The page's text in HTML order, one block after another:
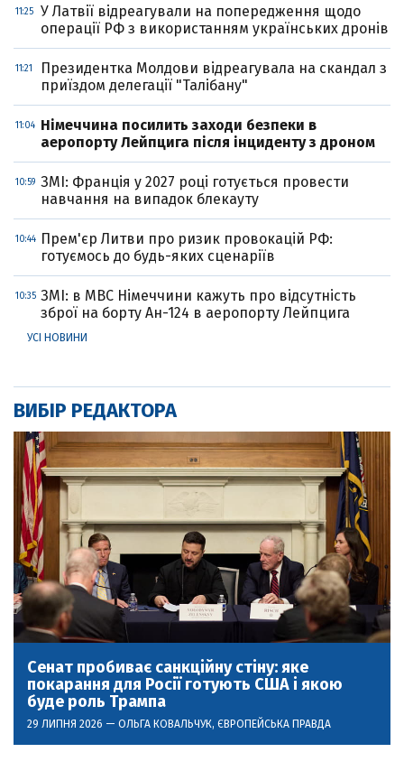
11:25
У Латвії відреагували на попередження щодо
операції РФ з використанням українських дронів
11:21
Президентка Молдови відреагувала на скандал з
приїздом делегації "Талібану"
11:04 Німеччина посилить заходи безпеки в
аеропорту Лейпцига після інциденту з дроном
10:59 ЗМІ: Франція у 2027 році готується провести
навчання на випадок блекауту
10:44 Прем'єр Литви про ризик провокацій РФ:
готуємось до будь-яких сценаріїв
10:35 ЗМІ: в МВС Німеччини кажуть про відсутність
зброї на борту Ан-124 в аеропорту Лейпцига
УСІ НОВИНИ
ВИБІР РЕДАКТОРА
Сенат пробиває санкційну стіну: яке
покарання для Росії готують США і якою
буде роль Трампа
29 ЛИПНЯ 2026 — ОЛЬГА КОВАЛЬЧУК, ЄВРОПЕЙСЬКА ПРАВДА